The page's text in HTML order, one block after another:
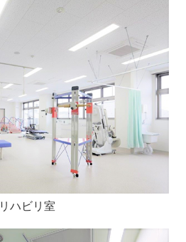
リハビリ室